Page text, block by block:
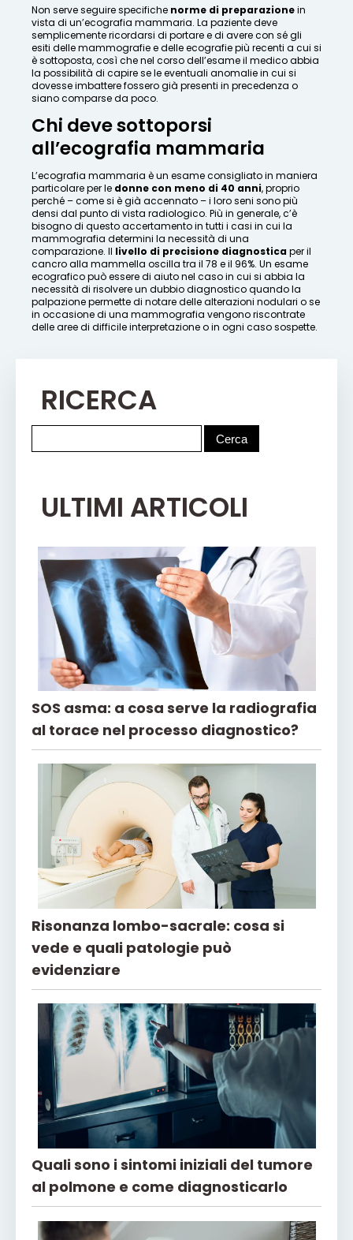
Non serve seguire specifiche norme di preparazionein
vista di un’ecografia mammaria. La paziente deve
semplicemente ricordarsi di portare e di avere con sé gli
esiti delle mammografie e delle ecografie più recenti a cui si
è sottoposta, così che nel corso dell’esame il medico abbia
la possibilità di capire se le eventuali anomalie in cui si
dovesse imbattere fossero già presenti in precedenza o
siano comparse da poco.
Chi deve sottoporsi
all’ecografia mammaria
L’ecografia mammaria è un esame consigliato in maniera
particolare per le donne con meno di 40 anni, proprio
perché – come si è già accennato – i loro seni sono più
densi dal punto di vista radiologico. Più in generale, c’è
bisogno di questo accertamento in tutti i casi in cui la
mammografia determini la necessità di una
comparazione. Il livello di precisione diagnosticaper il
cancro alla mammella oscilla tra il 78 e il 96%. Un esame
ecografico può essere di aiuto nel caso in cui si abbia la
necessità di risolvere un dubbio diagnostico quando la
palpazione permette di notare delle alterazioni nodulari o se
in occasione di una mammografia vengono riscontrate
delle aree di difficile interpretazione o in ogni caso sospette.
RICERCA
ULTIMI ARTICOLI
SOS asma: a cosa serve la radiografia
al torace nel processo diagnostico?
Risonanza lombo-sacrale: cosa si
vede e quali patologie può
evidenziare
Quali sono i sintomi iniziali del tumore
al polmone e come diagnosticarlo